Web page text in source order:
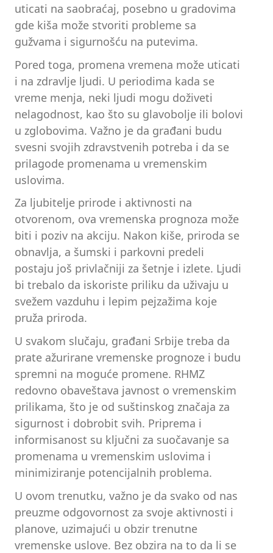
uticati na saobraćaj, posebno u gradovima
gde kiša može stvoriti probleme sa
gužvama i sigurnošću na putevima.
Pored toga, promena vremena može uticati
i na zdravlje ljudi. U periodima kada se
vreme menja, neki ljudi mogu doživeti
nelagodnost, kao što su glavobolje ili bolovi
u zglobovima. Važno je da građani budu
svesni svojih zdravstvenih potreba i da se
prilagode promenama u vremenskim
uslovima.
Za ljubitelje prirode i aktivnosti na
otvorenom, ova vremenska prognoza može
biti i poziv na akciju. Nakon kiše, priroda se
obnavlja, a šumski i parkovni predeli
postaju još privlačniji za šetnje i izlete. Ljudi
bi trebalo da iskoriste priliku da uživaju u
svežem vazduhu i lepim pejzažima koje
pruža priroda.
U svakom slučaju, građani Srbije treba da
prate ažurirane vremenske prognoze i budu
spremni na moguće promene. RHMZ
redovno obaveštava javnost o vremenskim
prilikama, što je od suštinskog značaja za
sigurnost i dobrobit svih. Priprema i
informisanost su ključni za suočavanje sa
promenama u vremenskim uslovima i
minimiziranje potencijalnih problema.
U ovom trenutku, važno je da svako od nas
preuzme odgovornost za svoje aktivnosti i
planove, uzimajući u obzir trenutne
vremenske uslove. Bez obzira na to da li se